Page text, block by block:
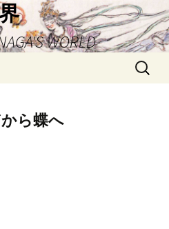
WORLD
検
索:
ら蝶へ